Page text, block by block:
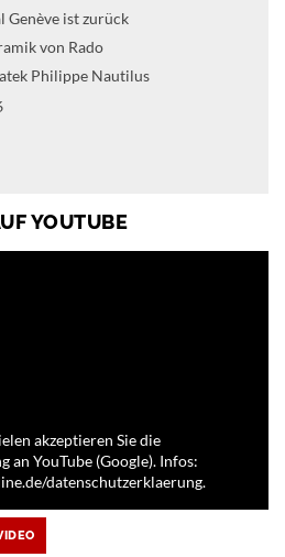
Genève ist zurück
von Rado
Philippe Nautilus
YOUTUBE
akzeptieren Sie die
an YouTube (Google). Infos:
datenschutzerklaerung.